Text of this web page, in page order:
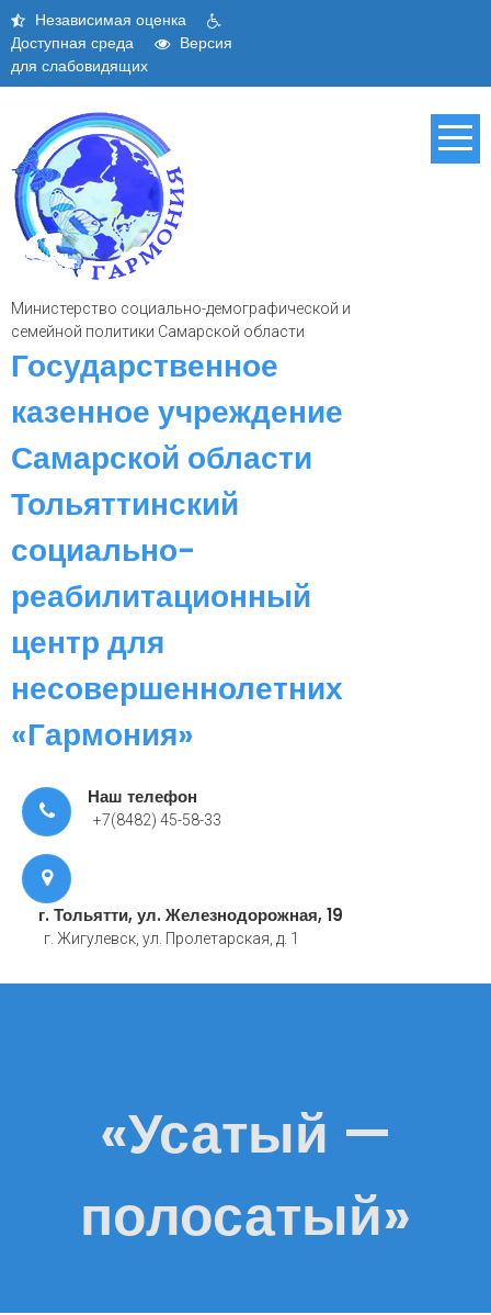
Skip
content
Независимая оценка
Доступная среда
Версия
для слабовидящих
Министерство социально-демографической и
семейной политики Самарской области
Государственное
казенное учреждение
Самарской области
Тольяттинский
социально-
реабилитационный
центр для
несовершеннолетних
«Гармония»
Наш телефон
+7(8482) 45-58-33
г. Тольятти, ул. Железнодорожная, 19
г. Жигулевск, ул. Пролетарская, д. 1
«Усатый —
полосатый»